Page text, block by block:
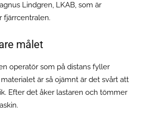
Lindgren, LKAB, som är
fjärrcentralen.
målet
operatör som på distans fyller
är så ojämnt är det svårt att
Efter det åker lastaren och tömmer